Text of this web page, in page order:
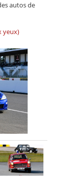
autos de
yeux)